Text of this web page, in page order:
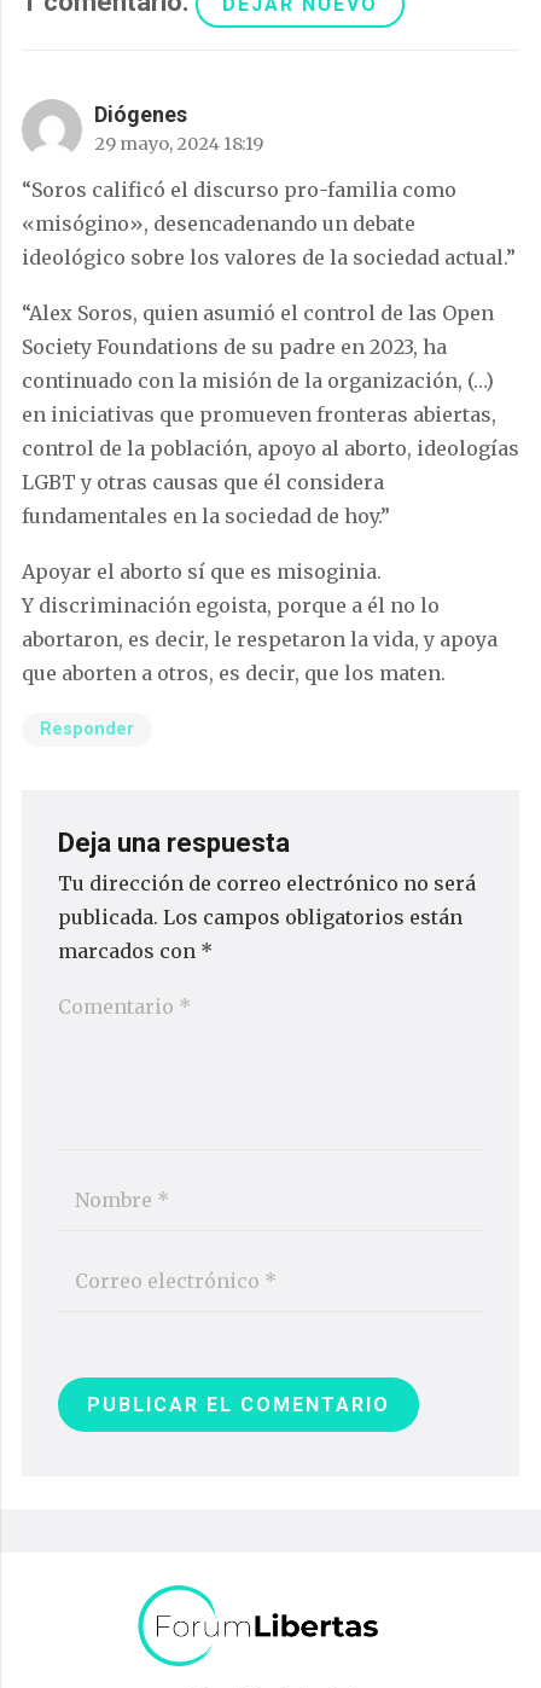
Diógenes
29 mayo, 2024 18:19
“Soros calificó el discurso pro-familia como
«misógino», desencadenando un debate
ideológico sobre los valores de la sociedad actual.”
“Alex Soros, quien asumió el control de las Open
Society Foundations de su padre en 2023, ha
continuado con la misión de la organización, (…)
en iniciativas que promueven fronteras abiertas,
control de la población, apoyo al aborto, ideologías
LGBT y otras causas que él considera
fundamentales en la sociedad de hoy.”
Apoyar el aborto sí que es misoginia.
Y discriminación egoista, porque a él no lo
abortaron, es decir, le respetaron la vida, y apoya
que aborten a otros, es decir, que los maten.
Responder
Deja una respuesta
Tu dirección de correo electrónico no será
publicada. Los campos obligatorios están
marcados con *
PUBLICAR EL COMENTARIO